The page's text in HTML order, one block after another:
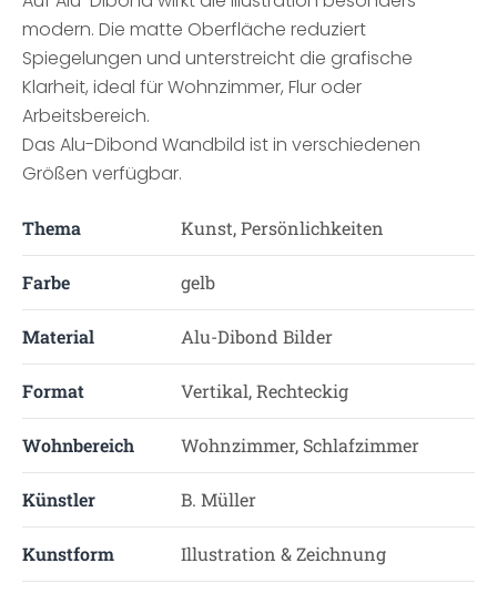
modern. Die matte Oberfläche reduziert
Spiegelungen und unterstreicht die grafische
Klarheit, ideal für Wohnzimmer, Flur oder
Arbeitsbereich.
Das Alu-Dibond Wandbild ist in verschiedenen
Größen verfügbar.
Thema Kunst, Persönlichkeiten
Farbe gelb
Material Alu-Dibond Bilder
Format Vertikal, Rechteckig
Wohnbereich Wohnzimmer, Schlafzimmer
Künstler B. Müller
Kunstform Illustration & Zeichnung